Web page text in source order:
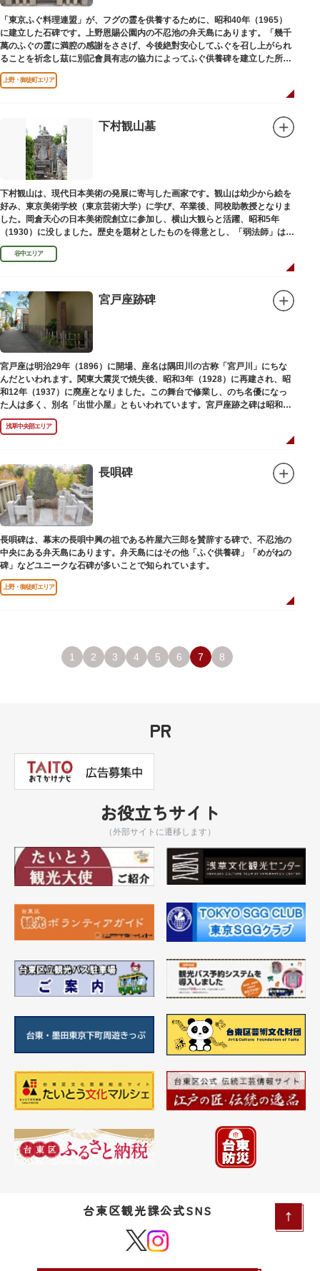
「東京ふぐ料理連盟」が、フグの霊を供養するために、昭和40年（1965）
に建立した石碑です。上野恩賜公園内の不忍池の弁天島にあります。「幾千
萬のふぐの霊に満腔の感謝をささげ、今後絶對安心してふぐを召し上がられ
ることを祈念し茲に別記會員有志の協力によってふぐ供養碑を建立した所以
であります」と刻まれています。
上野・御徒町エリア
下村観山墓
下村観山は、現代日本美術の発展に寄与した画家です。観山は幼少から絵を
好み、東京美術学校（東京芸術大学）に学び、卒業後、同校助教授となりま
した。岡倉天心の日本美術院創立に参加し、横山大観らと活躍、昭和5年
（1930）に没しました。歴史を題材としたものを得意とし、「弱法師」は代
表作です。お墓は安立寺（あんりゅうじ）にあります。
谷中エリア
宮戸座跡碑
宮戸座は明治29年（1896）に開場、座名は隅田川の古称「宮戸川」にちな
んだといわれます。関東大震災で焼失後、昭和3年（1928）に再建され、昭
和12年（1937）に廃座となりました。この舞台で修業し、のち名優になっ
た人は多く、別名「出世小屋」ともいわれています。宮戸座跡之碑は昭和53
年（1978）に建てられました。
浅草中央部エリア
長唄碑
長唄碑は、幕末の長唄中興の祖である杵屋六三郎を賛辞する碑で、不忍池の
中央にある弁天島にあります。弁天島にはその他「ふぐ供養碑」「めがねの
碑」などユニークな石碑が多いことで知られています。
上野・御徒町エリア
1 2 3 4 5 6 7 8
PR
お役立ちサイト
（外部サイトに遷移します）
台東区観光課公式SNS